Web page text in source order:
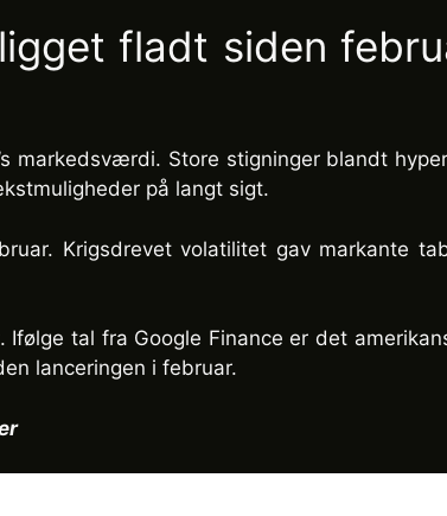
fladt siden
markedsværdi. Store stigninger blandt
på langt sigt.
Krigsdrevet volatilitet gav markante
tal fra Google Finance er det
lanceringen i februar.